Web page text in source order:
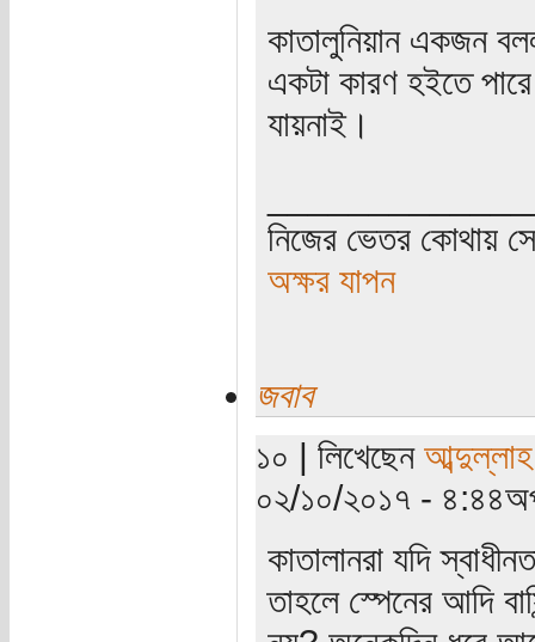
কাতালুনিয়ান একজন
একটা কারণ হইতে
যায়নাই।
নিজের ভেতর কোথায়
অক্ষর যাপন
জবাব
১০ | লিখেছেন
০২/১০/২০১৭ -
কাতালানরা যদি
তাহলে স্পেনের আদি